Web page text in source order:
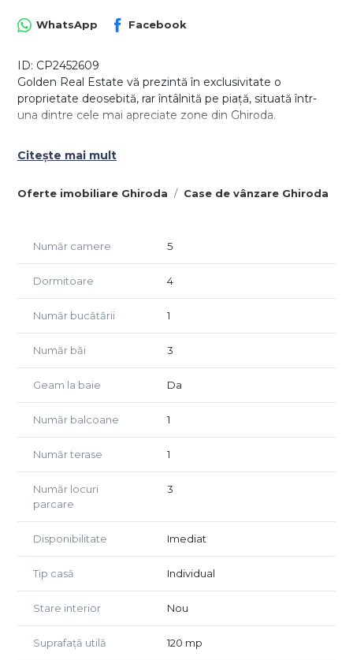
Oferte imobiliare Ghiroda Case de vânzare Ghiroda
WhatsApp Facebook
ID: CP2452609
Golden Real Estate vă prezintă în exclusivitate o
proprietate deosebită, rar întâlnită pe piață, situată într-
una dintre cele mai apreciate zone din Ghiroda.
impecabilă, acest duplex reprezintă alegerea ideală
elegant.
compartimentată inteligent, oferind 3 dormitoare și un
Compartimentare:
Parter:
* birou/dormitor;
Etaj:
* dormitor matrimonial cu baie proprie;
* două dormitoare;
* baie care deservește cele două dormitoare;
* hol de acces.
Proprietatea beneficiază de finisaje și dotări premium,
* uși interioare Porta Doors;
* prize și întrerupătoare Gewiss;
* glafuri din marmură;
* tâmplărie Salamander cu geam tripan;
Citește mai mult
Număr camere 5
Dormitoare 4
Număr bucătării 1
Număr băi 3
Geam la baie Da
Număr balcoane 1
Număr terase 1
Număr locuri
parcare
3
Disponibilitate Imediat
Tip casă Individual
Stare interior Nou
Suprafață utilă 120 mp